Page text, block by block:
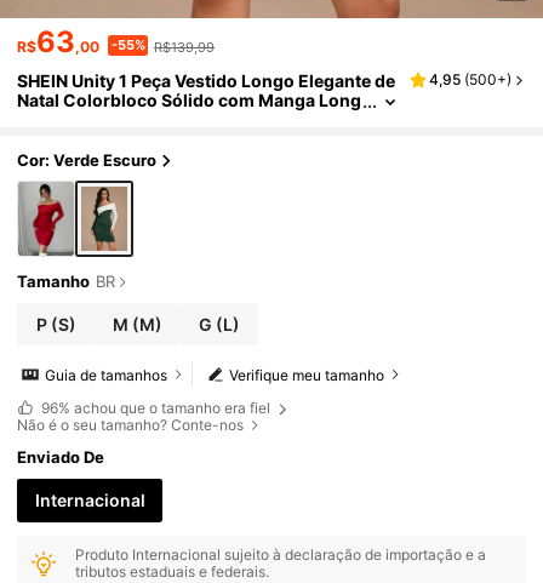
R$63,00 -55% R$139,99
SHEIN Unity 1 Peça Vestido Longo Elegante de
Natal Colorbloco Sólido com Manga Long
4,95 (500+)
Cor: Verde Escuro
Tamanho BR
P (S) M (M) G (L)
Verifique meu tamanho
Guia de tamanhos
96% achou que o tamanho era fiel
Não é o seu tamanho? Conte-nos
Enviado De
Internacional
Produto Internacional sujeito à declaração de importação e a
tributos estaduais e federais.